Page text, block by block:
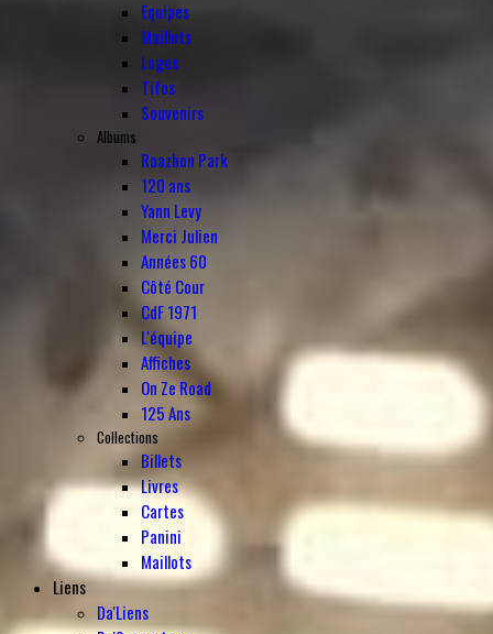
Equipes
Maillots
Logos
Tifos
Souvenirs
Albums
Roazhon Park
120 ans
Yann Levy
Merci Julien
Années 60
Côté Cour
CdF 1971
L'équipe
Affiches
On Ze Road
125 Ans
Collections
Billets
Livres
Cartes
Panini
Maillots
Liens
Da'Liens